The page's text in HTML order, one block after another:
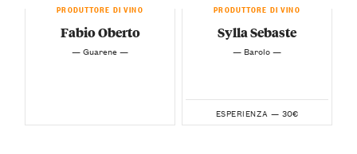
PRODUTTORE DI VINO
Fabio Oberto
— Guarene —
PRODUTTORE DI VINO
Sylla Sebaste
— Barolo —
ESPERIENZA — 30€